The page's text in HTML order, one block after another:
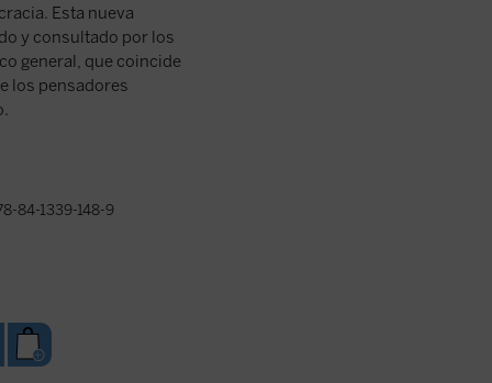
Esta nueva
y consultado por los
general, que coincide
los pensadores
84-1339-148-9